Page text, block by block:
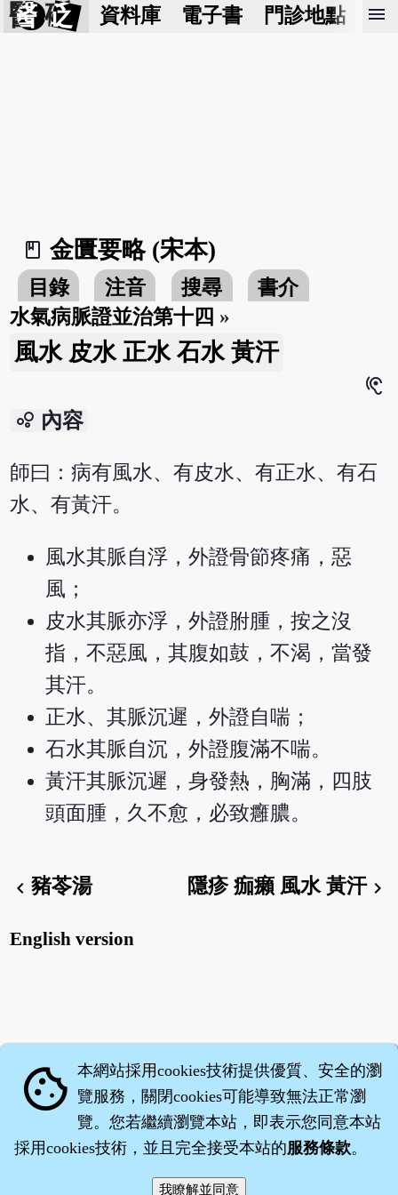
醫 砭 資料庫 電子書 門診地點 預
menu
book_2
金匱要略 (宋本)
目錄 注音 搜尋
書介
水氣病脈證並治第十四 »
風水 皮水 正水 石水 黃汗
hearing
bubble_chart 內容
師曰：病有風水、有皮水、有正水、有石
水、有黃汗。
風水其脈自浮，外證骨節疼痛，惡
風；
皮水其脈亦浮，外證胕腫，按之沒
指，不惡風，其腹如鼓，不渴，當發
其汗。
正水、其脈沉遲，外證自喘；
石水其脈自沉，外證腹滿不喘。
黃汗其脈沉遲，身發熱，胸滿，四肢
頭面腫，久不愈，必致癰膿。
chevron_left豬苓湯 隱疹 痂癩 風水 黃汗chevron_right
English version
cookie 本網站採用cookies技術提供優質、安全的瀏
覽服務，關閉cookies可能導致無法正常瀏
覽。您若繼續瀏覽本站，即表示您同意本站
採用cookies技術，並且完全接受本站的服務條款。